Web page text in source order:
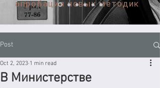
апробация новых методик
Post
В Министерстве
Oct 2, 2023 1 min read